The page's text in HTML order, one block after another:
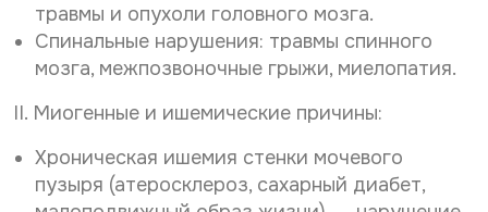
травмы и опухоли головного мозга.
Спинальные нарушения: травмы спинного
мозга, межпозвоночные грыжи, миелопатия.
II. Миогенные и ишемические причины:
Хроническая ишемия стенки мочевого
пузыря (атеросклероз, сахарный диабет,